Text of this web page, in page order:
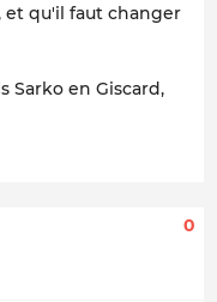
et qu'il faut changer
Sarko en Giscard,
0